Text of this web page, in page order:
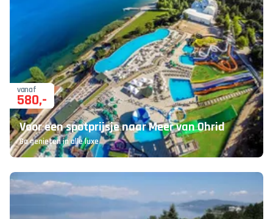
vanaf
580,-
Voor een spotprijsje naar Meer van Ohrid
Ga genieten in alle luxe